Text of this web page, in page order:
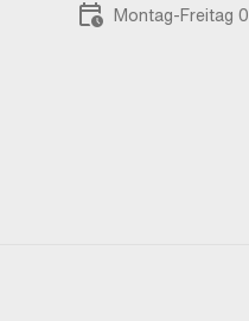
Montag-Freitag